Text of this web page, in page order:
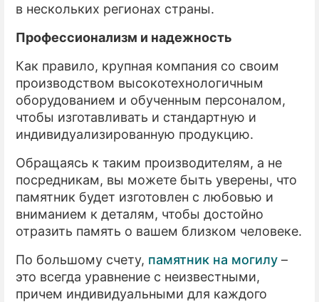
в нескольких регионах страны.
Профессионализм и надежность
Как правило, крупная компания со своим
производством высокотехнологичным
оборудованием и обученным персоналом,
чтобы изготавливать и стандартную и
индивидуализированную продукцию.
Обращаясь к таким производителям, а не
посредникам, вы можете быть уверены, что
памятник будет изготовлен с любовью и
вниманием к деталям, чтобы достойно
отразить память о вашем близком человеке.
По большому счету, памятник на могилу –
это всегда уравнение с неизвестными,
причем индивидуальными для каждого